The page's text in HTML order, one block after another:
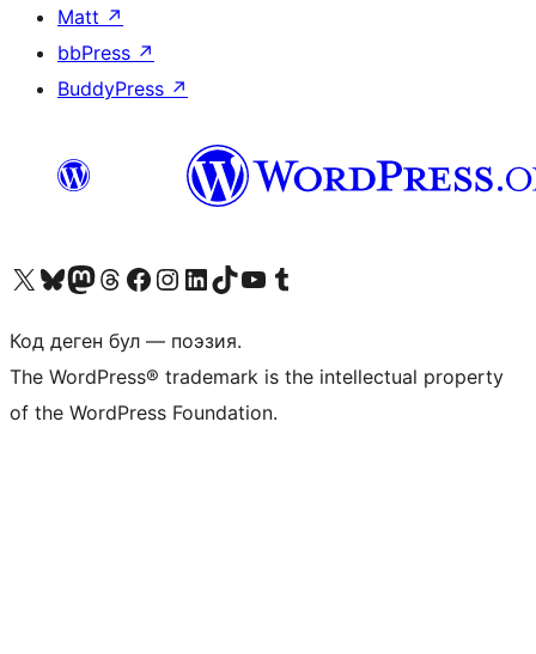
Matt ↗
bbPress ↗
BuddyPress ↗
Visit our X (formerly Twitter) account
Visit our Bluesky account
Биздин Mastodon түрмөгүбүзгө баш багыңыз
Visit our Threads account
Биздин Facebook баракчабызга кириңиз
Биздин Instagram баракчабызга баш багыңыз
Биздин LinkedIn баракчабызга баш багыңыз
Visit our TikTok account
Visit our YouTube channel
Visit our Tumblr account
Код деген бул — поэзия.
The WordPress® trademark is the intellectual property
of the WordPress Foundation.